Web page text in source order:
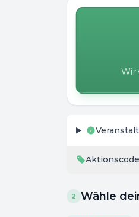
Wir
2 Wähle